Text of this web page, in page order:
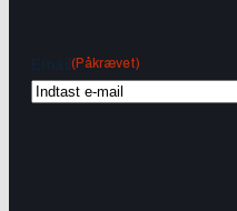
(Påkrævet)